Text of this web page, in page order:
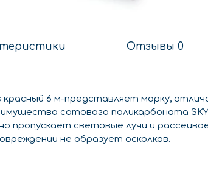
Отзывы 0
красный 6 м-представляет марку,
сотового поликарбоната
пропускает световые лучи и
не образует осколков.